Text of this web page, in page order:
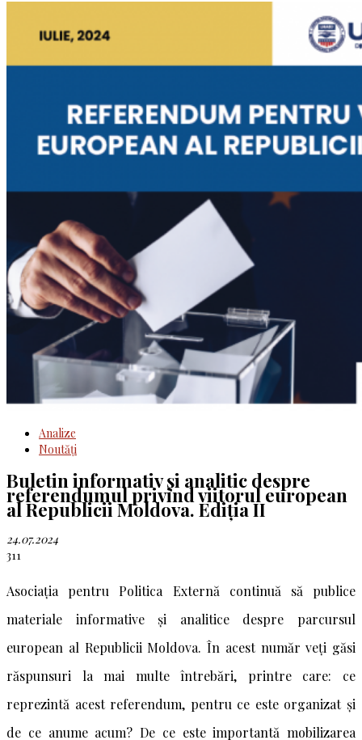
Analize
Noutăţi
Buletin informativ și analitic despre
referendumul privind viitorul european
al Republicii Moldova. Ediția II
24.07.2024
311
Asociația pentru Politica Externă continuă să publice
materiale informative și analitice despre parcursul
european al Republicii Moldova. În acest număr veți găsi
răspunsuri la mai multe întrebări, printre care: ce
reprezintă acest referendum, pentru ce este organizat și
de ce anume acum? De ce este importantă mobilizarea